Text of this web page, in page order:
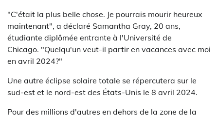
"C'était la plus belle chose. Je pourrais mourir heureux
maintenant", a déclaré Samantha Gray, 20 ans,
étudiante diplômée entrante à l'Université de
Chicago. "Quelqu'un veut-il partir en vacances avec moi
en avril 2024?"
Une autre éclipse solaire totale se répercutera sur le
sud-est et le nord-est des États-Unis le 8 avril 2024.
Pour des millions d'autres en dehors de la zone de la